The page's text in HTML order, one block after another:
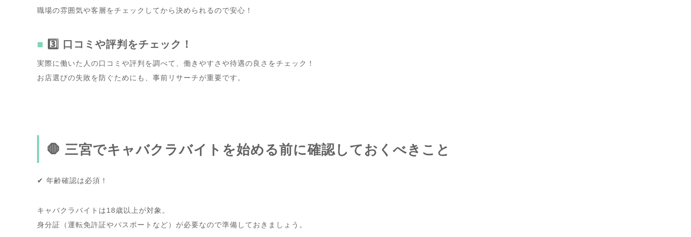
職場の雰囲気や客層をチェックしてから決められるので安心！
3️⃣ 口コミや評判をチェック！
実際に働いた人の口コミや評判を調べて、働きやすさや待遇の良さをチェック！
お店選びの失敗を防ぐためにも、事前リサーチが重要です。
🛑 三宮でキャバクラバイトを始める前に確認しておくべきこと
✔ 年齢確認は必須！
キャバクラバイトは18歳以上が対象。
身分証（運転免許証やパスポートなど）が必要なので準備しておきましょう。